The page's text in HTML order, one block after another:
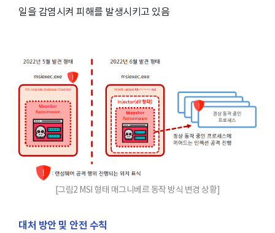
일을 감염시켜 피해를 발생시키고 있음
[그림2 MSI 형태 매그니베르 동작 방식 변경 상황]
대처 방안 및 안전 수칙